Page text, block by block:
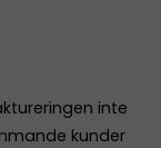
inte
kunder